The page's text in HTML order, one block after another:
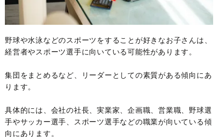
野球や水泳などのスポーツをすることが好きなお子さんは、
経営者やスポーツ選手に向いている可能性があります。
集団をまとめるなど、リーダーとしての素質がある傾向にあ
ります。
具体的には、会社の社長、実業家、企画職、営業職、野球選
手やサッカー選手、スポーツ選手などの職業が向いている傾
向にあります。